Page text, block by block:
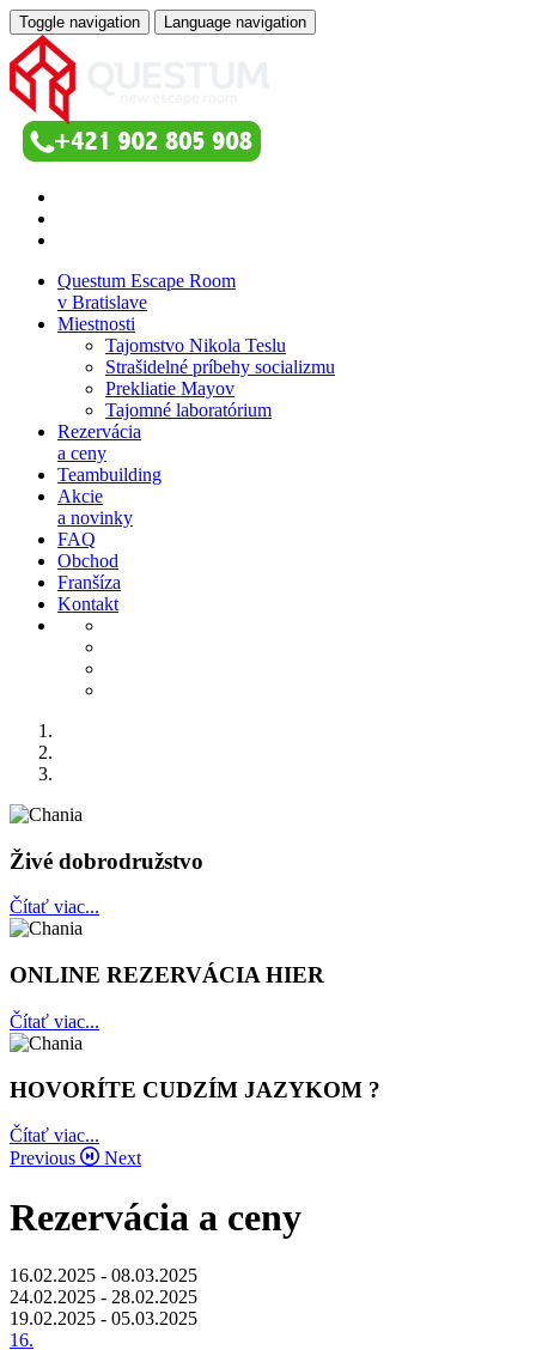
Toggle navigation Language navigation
Questum Escape Room
v Bratislave
Miestnosti
Tajomstvo Nikola Teslu
Strašidelné príbehy socializmu
Prekliatie Mayov
Tajomné laboratórium
Rezervácia
a ceny
Teambuilding
Akcie
a novinky
FAQ
Obchod
Franšíza
Kontakt
Živé dobrodružstvo
Čítať viac...
ONLINE REZERVÁCIA HIER
Čítať viac...
HOVORÍTE CUDZÍM JAZYKOM ?
Čítať viac...
Previous
Next
Rezervácia a ceny
16.02.2025 - 08.03.2025
24.02.2025 - 28.02.2025
19.02.2025 - 05.03.2025
16.